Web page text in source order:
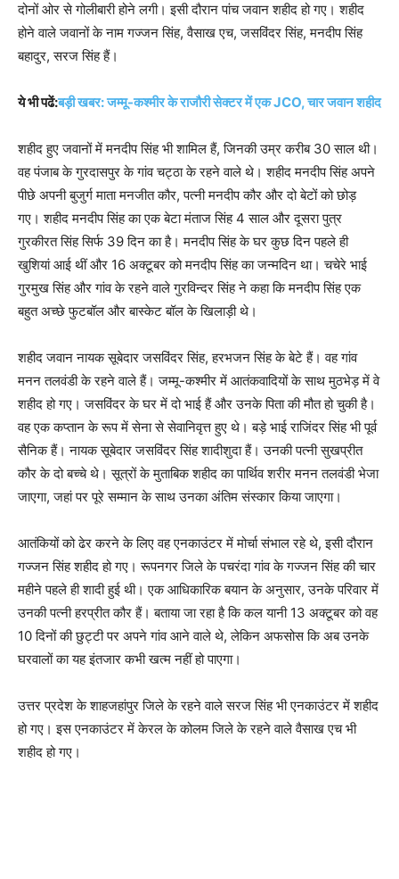
दोनों ओर से गोलीबारी होने लगी। इसी दौरान पांच जवान शहीद हो गए। शहीद
होने वाले जवानों के नाम गज्जन सिंह, वैसाख एच, जसविंदर सिंह, मनदीप सिंह
बहादुर, सरज सिंह हैं।
ये भी पढें:बड़ी खबर: जम्मू-कश्मीर के राजौरी सेक्टर में एक JCO, चार जवान शहीद
शहीद हुए जवानों में मनदीप सिंह भी शामिल हैं, जिनकी उम्र करीब 30 साल थी।
वह पंजाब के गुरदासपुर के गांव चट्ठा के रहने वाले थे। शहीद मनदीप सिंह अपने
पीछे अपनी बुजुर्ग माता मनजीत कौर, पत्नी मनदीप कौर और दो बेटों को छोड़
गए। शहीद मनदीप सिंह का एक बेटा मंताज सिंह 4 साल और दूसरा पुत्र
गुरकीरत सिंह सिर्फ 39 दिन का है। मनदीप सिंह के घर कुछ दिन पहले ही
खुशियां आई थीं और 16 अक्टूबर को मनदीप सिंह का जन्मदिन था। चचेरे भाई
गुरमुख सिंह और गांव के रहने वाले गुरविन्दर सिंह ने कहा कि मनदीप सिंह एक
बहुत अच्छे फुटबॉल और बास्केट बॉल के खिलाड़ी थे।
शहीद जवान नायक सूबेदार जसविंदर सिंह, हरभजन सिंह के बेटे हैं। वह गांव
मनन तलवंडी के रहने वाले हैं। जम्मू-कश्मीर में आतंकवादियों के साथ मुठभेड़ में वे
शहीद हो गए। जसविंदर के घर में दो भाई हैं और उनके पिता की मौत हो चुकी है।
वह एक कप्तान के रूप में सेना से सेवानिवृत्त हुए थे। बड़े भाई राजिंदर सिंह भी पूर्व
सैनिक हैं। नायक सूबेदार जसविंदर सिंह शादीशुदा हैं। उनकी पत्नी सुखप्रीत
कौर के दो बच्चे थे। सूत्रों के मुताबिक शहीद का पार्थिव शरीर मनन तलवंडी भेजा
जाएगा, जहां पर पूरे सम्मान के साथ उनका अंतिम संस्कार किया जाएगा।
आतंकियों को ढेर करने के लिए वह एनकाउंटर में मोर्चा संभाल रहे थे, इसी दौरान
गज्जन सिंह शहीद हो गए। रूपनगर जिले के पचरंदा गांव के गज्जन सिंह की चार
महीने पहले ही शादी हुई थी। एक आधिकारिक बयान के अनुसार, उनके परिवार में
उनकी पत्नी हरप्रीत कौर हैं। बताया जा रहा है कि कल यानी 13 अक्टूबर को वह
10 दिनों की छुट्टी पर अपने गांव आने वाले थे, लेकिन अफसोस कि अब उनके
घरवालों का यह इंतजार कभी खत्म नहीं हो पाएगा।
उत्तर प्रदेश के शाहजहांपुर जिले के रहने वाले सरज सिंह भी एनकाउंटर में शहीद
हो गए। इस एनकाउंटर में केरल के कोलम जिले के रहने वाले वैसाख एच भी
शहीद हो गए।